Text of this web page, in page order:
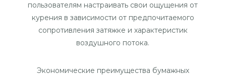
пользователям настраивать свои ощущения от
курения в зависимости от предпочитаемого
сопротивления затяжке и характеристик
воздушного потока.
Экономические преимущества бумажных